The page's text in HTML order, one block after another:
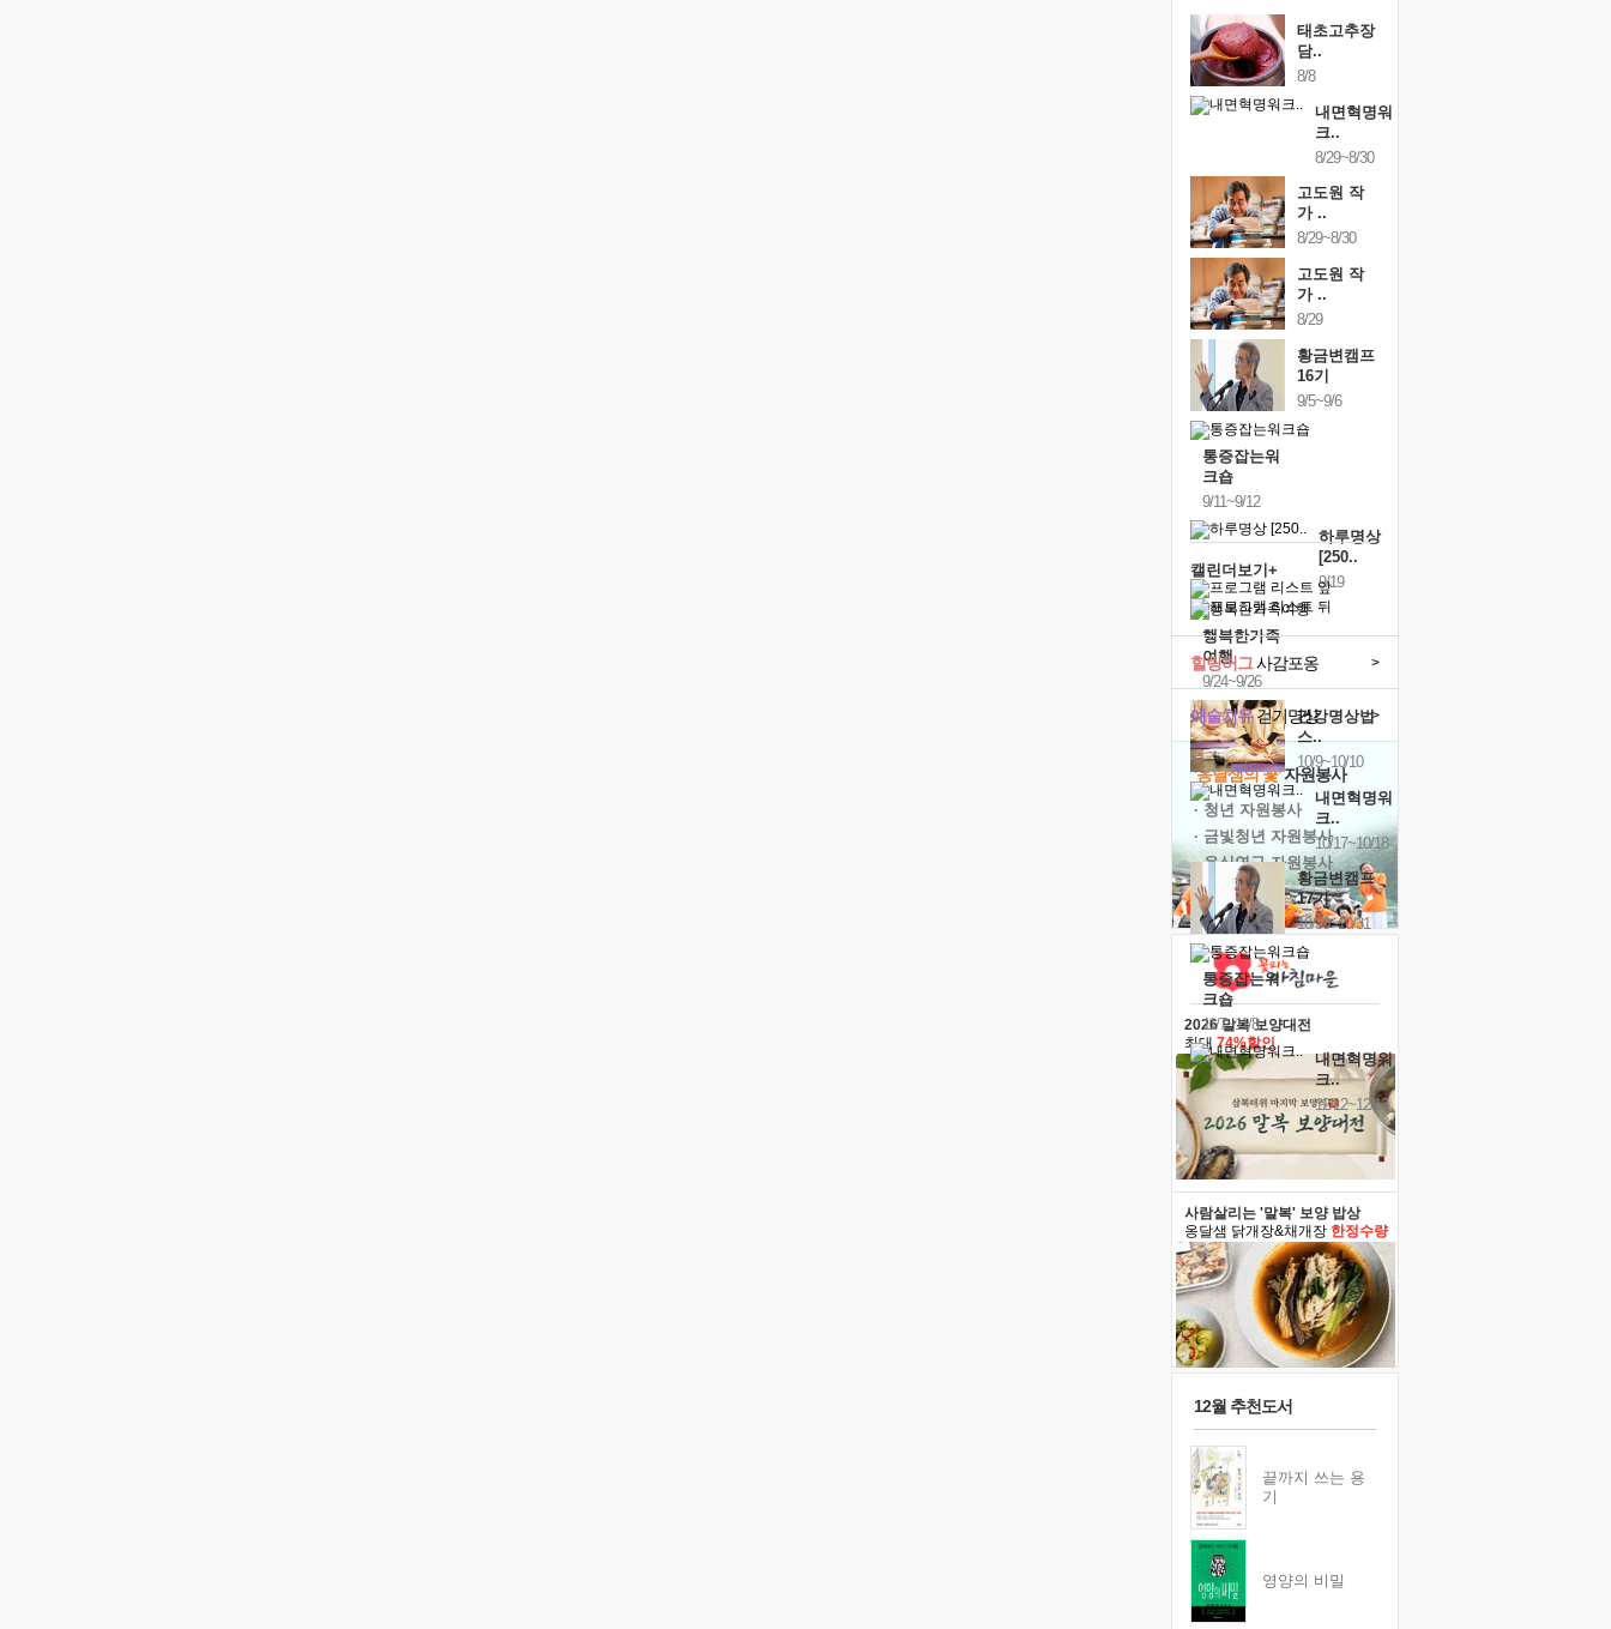
태초고추장
담..
8/8
내면혁명워
크..
8/29~8/30
고도원 작
가 ..
8/29~8/30
고도원 작
가 ..
8/29
황금변캠프
16기
9/5~9/6
통증잡는워
크숍
9/11~9/12
하루명상
[250..
9/19
행복한가족
여행
9/24~9/26
건강명상법
스..
10/9~10/10
내면혁명워
크..
10/17~10/18
황금변캠프
17기
10/30~10/31
통증잡는워
크숍
11/7~11/8
내면혁명워
크..
12/12~12/13
캘린더보기+
예술치유걷기명상 >
힐링허그사감포옹 >
'옹달샘의 꽃'자원봉사
· 청년 자원봉사
· 금빛청년 자원봉사
· 음식연구 자원봉사
2026 말복 보양대전
최대 74%할인
사람살리는 '말복' 보양 밥상
옹달샘 닭개장&채개장 한정수량
12월 추천도서
끝까지 쓰는 용
기
영양의 비밀